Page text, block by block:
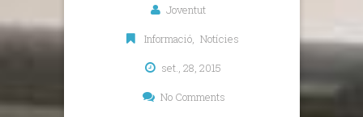
Joventut
Informació, Notícies
set., 28, 2015
No Comments